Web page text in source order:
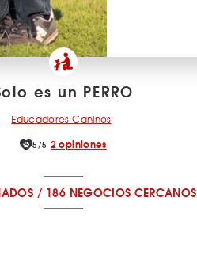
es un PERRO
Educadores Caninos
5/5 2 opiniones
/ 186 NEGOCIOS CERCANOS